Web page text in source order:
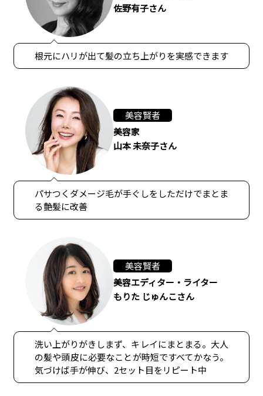
佐野有子さん
根元にハリが出て髪の立ち上がりを実感できます
美容賢者
美容家
山本 未奈子さん
パサつくダメージ毛が手ぐしをしただけでまとま
る艶髪に改善
美容賢者
美容エディター・ライター
もりた じゅんこさん
洗い上がりがきしまず、キレイにまとまる。大人
の髪や頭皮に必要なことが時短ですべてかなう。
気づけば手が伸び、2セット目をリピート中